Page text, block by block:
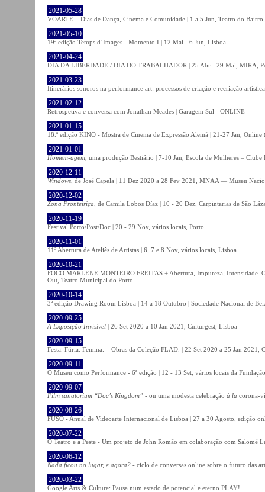
2021-05-28
VOARTE – Dias de Dança, Cinema e Comunidade | 1 a 5 Jun, Teatro do
2021-05-10
19ª edição Temps d’Images - Momento I | 12 Mai - 6 Jun, Lisboa
2021-04-24
DIA DA LIBERDADE / DIA DO TRABALHADOR | 25 Abr - 29 Mai, MIRA,
2021-03-23
Itinerários sonoros na performance art: processos de criação e recriação
2021-02-12
Retrospetiva e conversa com Jonathan Meades | Garagem Sul - ONLINE
2021-01-15
18.ª edição KINO - Mostra de Cinema de Expressão Alemã | 21-27 Jan,
2021-01-01
Homem-agem , uma produção Bestiário | 7-10 Jan, Escola de Mulheres – Clube
2020-12-11
Windows , de José Capela | 11 Dez 2020 a 28 Fev 2021, MNAA — Museu
2020-12-02
Zona Fronteiriça , de Camila Lobos Díaz | 10 - 20 Dez, Carpintarias de São
2020-11-19
Festival Porto/Post/Doc | 20 - 29 Nov, vários locais, Porto
2020-11-01
11ª Abertura de Ateliês de Artistas | 6, 7 e 8 Nov, vários locais, Lisboa
2020-10-21
FOCO MARLENE MONTEIRO FREITAS + Abertura, Impureza, Intensidade.
Out, Teatro Municipal do Porto
2020-10-14
3ª edição Drawing Room Lisboa | 14 a 18 Outubro | Sociedade Nacional de
2020-09-25
A Exposição Invisível | 26 Set 2020 a 10 Jan 2021, Culturgest, Lisboa
2020-09-15
Festa. Fúria. Femina. – Obras da Coleção FLAD. | 22 Set 2020 a 25 Jan
2020-09-11
O Museu como Performance - 6ª edição | 12 - 13 Set, vários locais da
2020-09-07
Film sanatorium “Doc’s Kingdom” - ou uma modesta celebração à la corona-
2020-08-26
FUSO - Anual de Videoarte Internacional de Lisboa | 27 a 30 Agosto, edição
2020-07-22
O Teatro e a Peste - Um projeto de John Romão em colaboração com Salomé
2020-06-12
Nada ficou no lugar, e agora? - ciclo de conversas online sobre o futuro das
2020-03-22
Google Arts & Culture: Pausa num estado de potencial e eterno PLAY!